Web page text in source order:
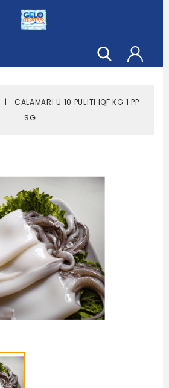
CALAMARI U 10 PULITI IQF KG 1 PP
SG